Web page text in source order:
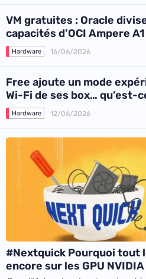
VM gratuites : Oracle
capacités d’OCI Ampere A1
Hardware 16/06/2026
Free ajoute un mode
Wi-Fi de ses box… qu’est-
Hardware 12/06/2026
#Nextquick Pourquoi tout
encore sur les GPU